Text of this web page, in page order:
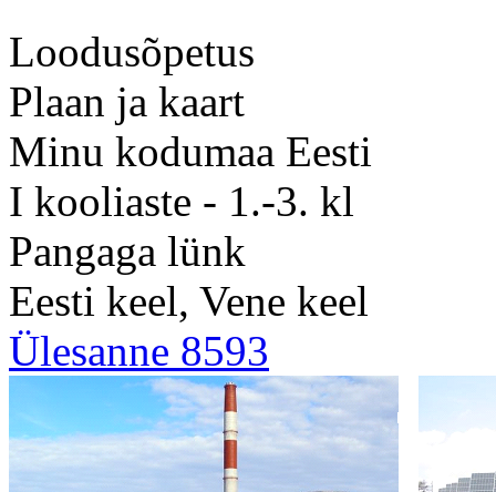
Loodusõpetus
Plaan ja kaart
Minu kodumaa Eesti
I kooliaste - 1.-3. kl
Pangaga lünk
Eesti keel, Vene keel
Ülesanne 8593